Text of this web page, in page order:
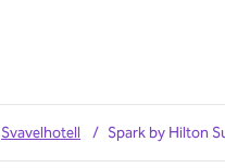
Svavelhotell / Spark by Hilton